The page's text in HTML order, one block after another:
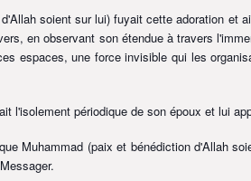
soient sur lui) fuyait cette adoration et
en observant son étendue à travers
espaces, une force invisible qui les
l'isolement périodique de son époux et lui
Muhammad (paix et bénédiction d'Allah